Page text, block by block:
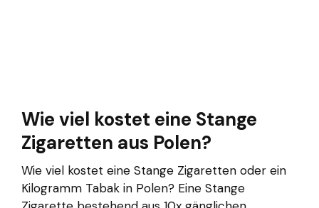
Wie viel kostet eine Stange
Zigaretten aus Polen?
Wie viel kostet eine Stange Zigaretten oder ein
Kilogramm Tabak in Polen? Eine Stange